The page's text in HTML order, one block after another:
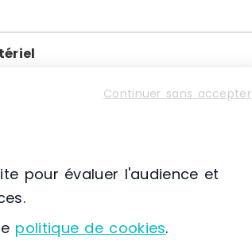
Continuer sans accepter
pour évaluer l'audience et
politique de cookies.